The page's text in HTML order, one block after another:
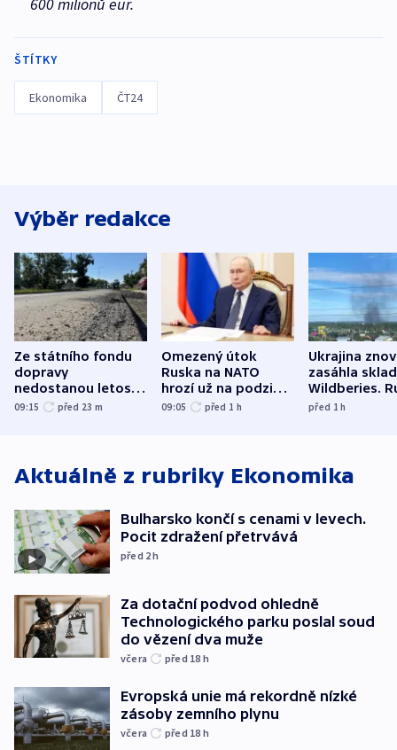
600 milionů eur.
ŠTÍTKY
Ekonomika ČT24
Výběr redakce
Ze státního fondu
dopravy
nedostanou letos
kraje na silnice ani
09:15 před 23 m
Omezený útok
Ruska na NATO
hrozí už na podzim,
varují tajné služby
09:05 před 1 h
Ukrajina
zasáhla
Wildberies.
útočili v
před 1h
Aktuálně z rubriky Ekonomika
Bulharsko končí s cenami v levech.
Pocit zdražení přetrvává
před 2h
Za dotační podvod ohledně
Technologického parku poslal soud
do vězení dva muže
včera před 18 h
Evropská unie má rekordně nízké
zásoby zemního plynu
včera před 18 h